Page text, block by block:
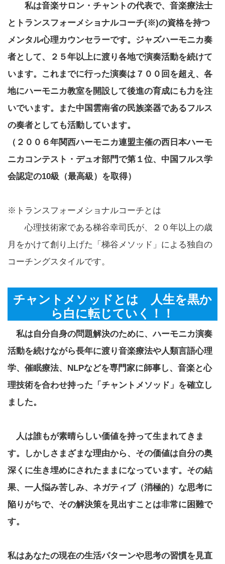
私は音楽サロン・チャントの代表で、音楽療法士
とトランスフォーメショナルコーチ(※)の資格を持つ
メンタル心理カウンセラーです。ジャズハーモニカ奏
者として、２５年以上に渡り各地で演奏活動を続けて
います。これまでに行った演奏は７００回を超え、各
地にハーモニカ教室を開設して後進の育成にも力を注
いでいます。また中国雲南省の民族楽器であるフルス
の奏者としても活動しています。
（２００６年関西ハーモニカ連盟主催の西日本ハーモ
ニカコンテスト・デュオ部門で第１位、中国フルス学
会認定の10級（最高級）を取得）
※トランスフォーメショナルコーチとは
心理技術家である梯谷幸司氏が、２０年以上の歳
月をかけて創り上げた「梯谷メソッド」による独自の
コーチングスタイルです。
チャントメソッドとは 人生を黒か
ら白に転じていく！！
私は自分自身の問題解決のために、ハーモニカ演奏
活動を続けながら長年に渡り音楽療法や人類言語心理
学、催眠療法、NLPなどを専門家に師事し、音楽と心
理技術を合わせ持った「チャントメソッド」を確立し
ました。
人は誰もが素晴らしい価値を持って生まれてきま
す。しかしさまざまな理由から、その価値は自分の奥
深くに生き埋めにされたままになっています。その結
果、一人悩み苦しみ、ネガティブ（消極的）な思考に
陥りがちで、その解決策を見出すことは非常に困難で
す。
私はあなたの現在の生活パターンや思考の習慣を見直